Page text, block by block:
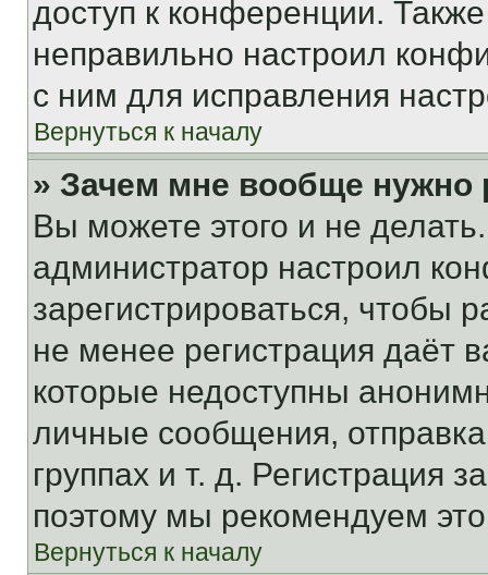
доступ к конференции.
неправильно настроил
с ним для исправления
Вернуться к началу
» Зачем мне вообще нужно
Вы можете этого и не
администратор настроил
зарегистрироваться, чтобы
не менее регистрация даёт
которые недоступны
личные сообщения,
группах и т. д. Регистрация
поэтому мы рекомендуем
Вернуться к началу